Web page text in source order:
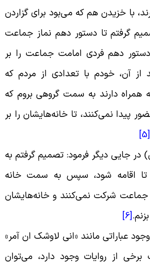
با خزیدن هم که مى‌‏بود براى گزاردن
گرفتم تا دستور دهم نماز جماعت
دهم فردی امامت جماعت را بر
آن، خودم با تعدادی از مردم که
دارند به سمت گروهی بروم که
نمی‌‌کنند، تا خانه‌‌هایشان را بر
جایی دیگر فرمود: تصمیم گرفتم به
اقامه شود، سپس به سمت خانه
شرکت نمی‌‌کنند و خانه‌هایشان
[6]
عباراتی مانند «انی لاوشک ان آمر»
از روایات وجود دارد، می‌‌توان